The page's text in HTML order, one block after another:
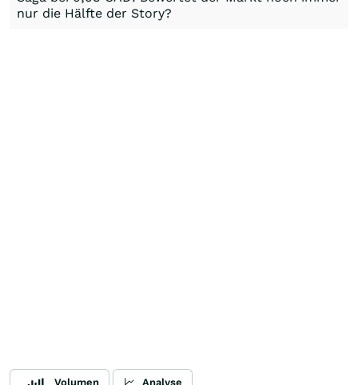
nur die Hälfte der Story?
Volumen Analyse